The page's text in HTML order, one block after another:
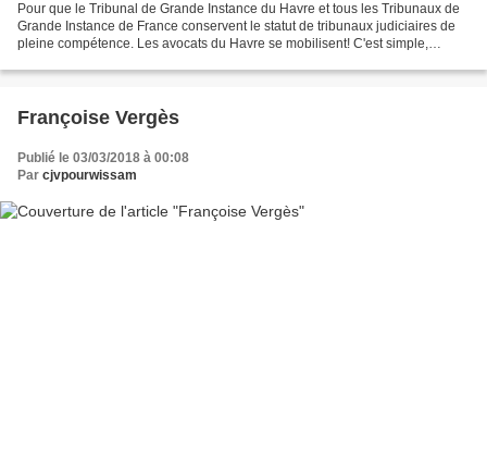
Pour que le Tribunal de Grande Instance du Havre et tous les Tribunaux de
Grande Instance de France conservent le statut de tribunaux judiciaires de
pleine compétence. Les avocats du Havre se mobilisent! C'est simple,
Françoise Vergès
Publié le 03/03/2018 à 00:08
Par cjvpourwissam